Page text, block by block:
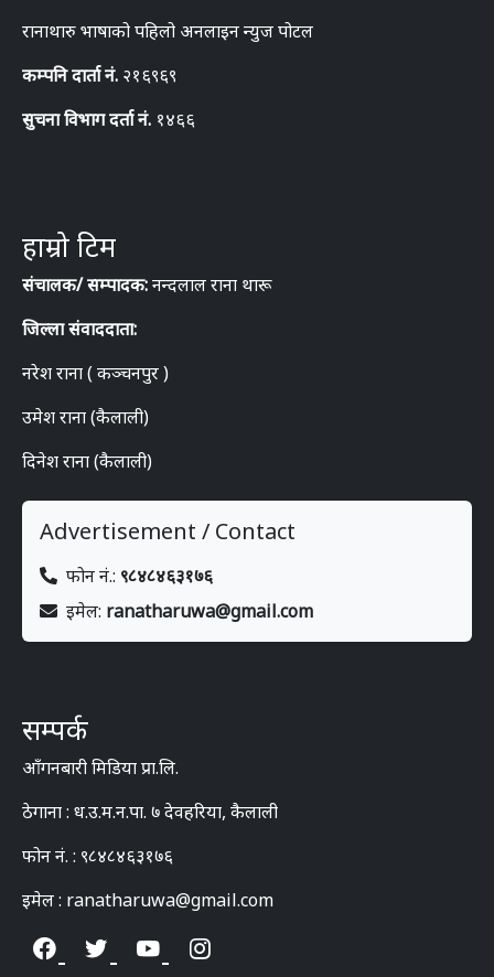
रानाथारु भाषाको पहिलो अनलाइन न्युज पोटल
कम्पनि दार्ता नं. २१६९६९
सुचना विभाग दर्ता नं. १४६६
हाम्रो टिम
संचालक/ सम्पादक:नन्दलाल राना थारू
जिल्ला संवाददाता:
नरेश राना ( कञ्चनपुर )
उमेश राना (कैलाली)
दिनेश राना (कैलाली)
Advertisement / Contact
फोन नं.: ९८४८४६३१७६
इमेल: ranatharuwa@gmail.com
सम्पर्क
आँगनबारी मिडिया प्रा.लि.
ठेगाना : ध.उ.म.न.पा. ७ देवहरिया, कैलाली
फोन नं. : ९८४८४६३१७६
इमेल : ranatharuwa@gmail.com